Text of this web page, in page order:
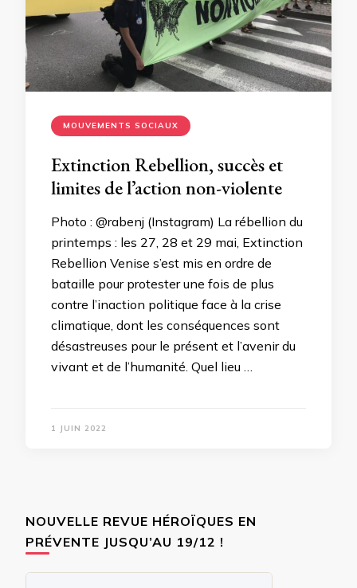
MOUVEMENTS SOCIAUX
Extinction Rebellion, succès et
limites de l’action non-violente
Photo : @rabenj (Instagram) La rébellion du
printemps : les 27, 28 et 29 mai, Extinction
Rebellion Venise s’est mis en ordre de
bataille pour protester une fois de plus
contre l’inaction politique face à la crise
climatique, dont les conséquences sont
désastreuses pour le présent et l’avenir du
vivant et de l’humanité. Quel lieu …
1 JUIN 2022
NOUVELLE REVUE HÉROÏQUES EN
PRÉVENTE JUSQU’AU 19/12 !